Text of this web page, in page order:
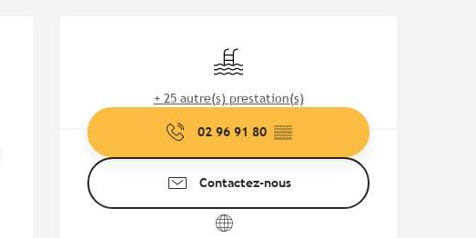
Piscine
+ 25 autre(s) prestation(s)
02 96 91 80 ▒▒
Contactez-nous